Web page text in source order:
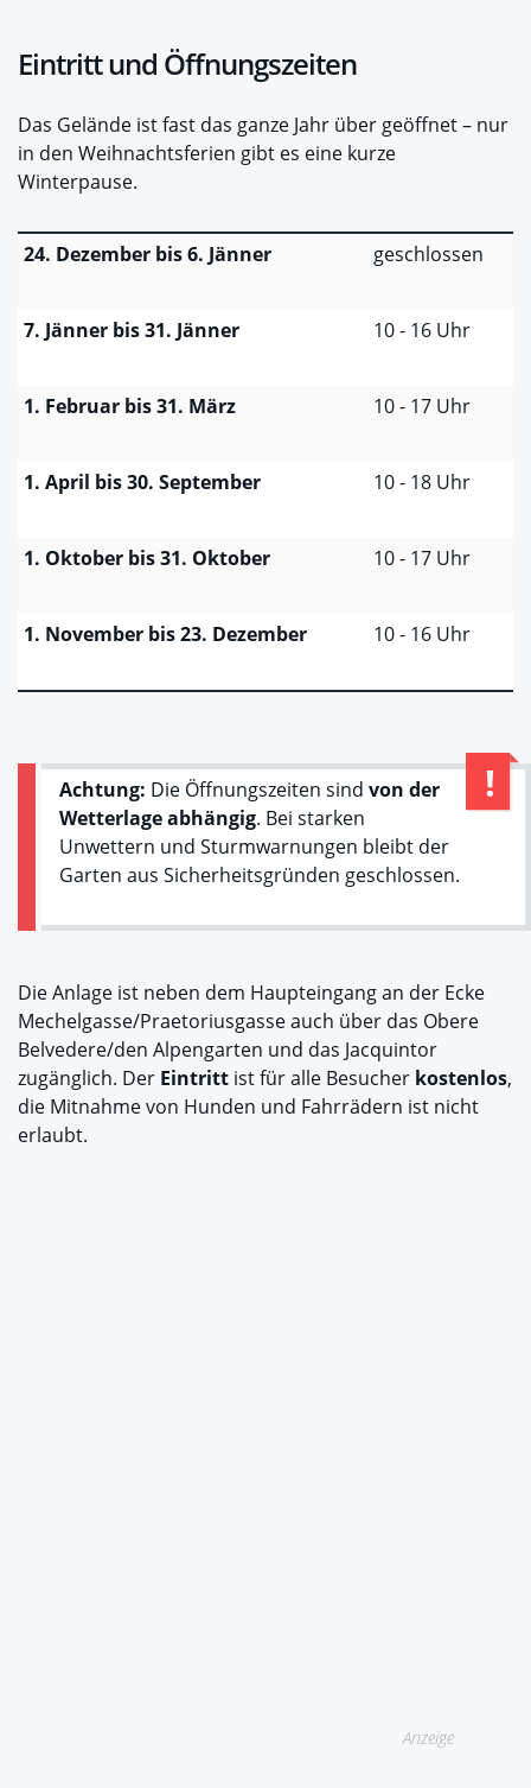
Eintritt und Öffnungszeiten
Das Gelände ist fast das ganze Jahr über geöffnet – nur
in den Weihnachtsferien gibt es eine kurze
Winterpause.
24. Dezember bis 6. Jänner geschlossen
7. Jänner bis 31. Jänner 10 - 16 Uhr
1. Februar bis 31. März 10 - 17 Uhr
1. April bis 30. September 10 - 18 Uhr
1. Oktober bis 31. Oktober 10 - 17 Uhr
1. November bis 23. Dezember 10 - 16 Uhr
Achtung: Die Öffnungszeiten sind von der
Wetterlage abhängig. Bei starken
Unwettern und Sturmwarnungen bleibt der
Garten aus Sicherheitsgründen geschlossen.
Die Anlage ist neben dem Haupteingang an der Ecke
Mechelgasse/Praetoriusgasse auch über das Obere
Belvedere/den Alpengarten und das Jacquintor
zugänglich. Der Eintritt ist für alle Besucher kostenlos,
die Mitnahme von Hunden und Fahrrädern ist nicht
erlaubt.
Anzeige